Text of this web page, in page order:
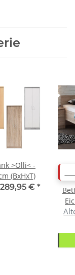
>Olli< -
(BxHxT)
289,95 € *